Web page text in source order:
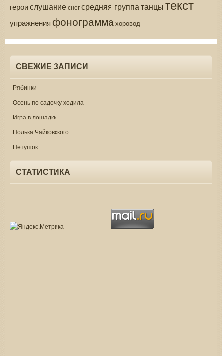
героислушаниеснегсредняя группатанцытекст
упражнения фонограммахоровод
СВЕЖИЕ ЗАПИСИ
Рябинки
Осень по садочку ходила
Игра в лошадки
Полька Чайковского
Петушок
СТАТИСТИКА